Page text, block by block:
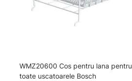
WMZ20600 Cos pentru lana pentru
toate uscatoarele Bosch